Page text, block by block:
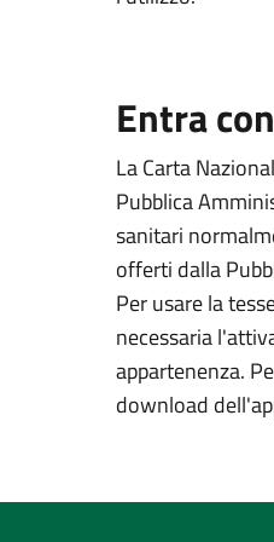
Entra
La Carta
Pubblica
sanitari
offerti dalla
Per usare la
necessaria
appartenenza.
download